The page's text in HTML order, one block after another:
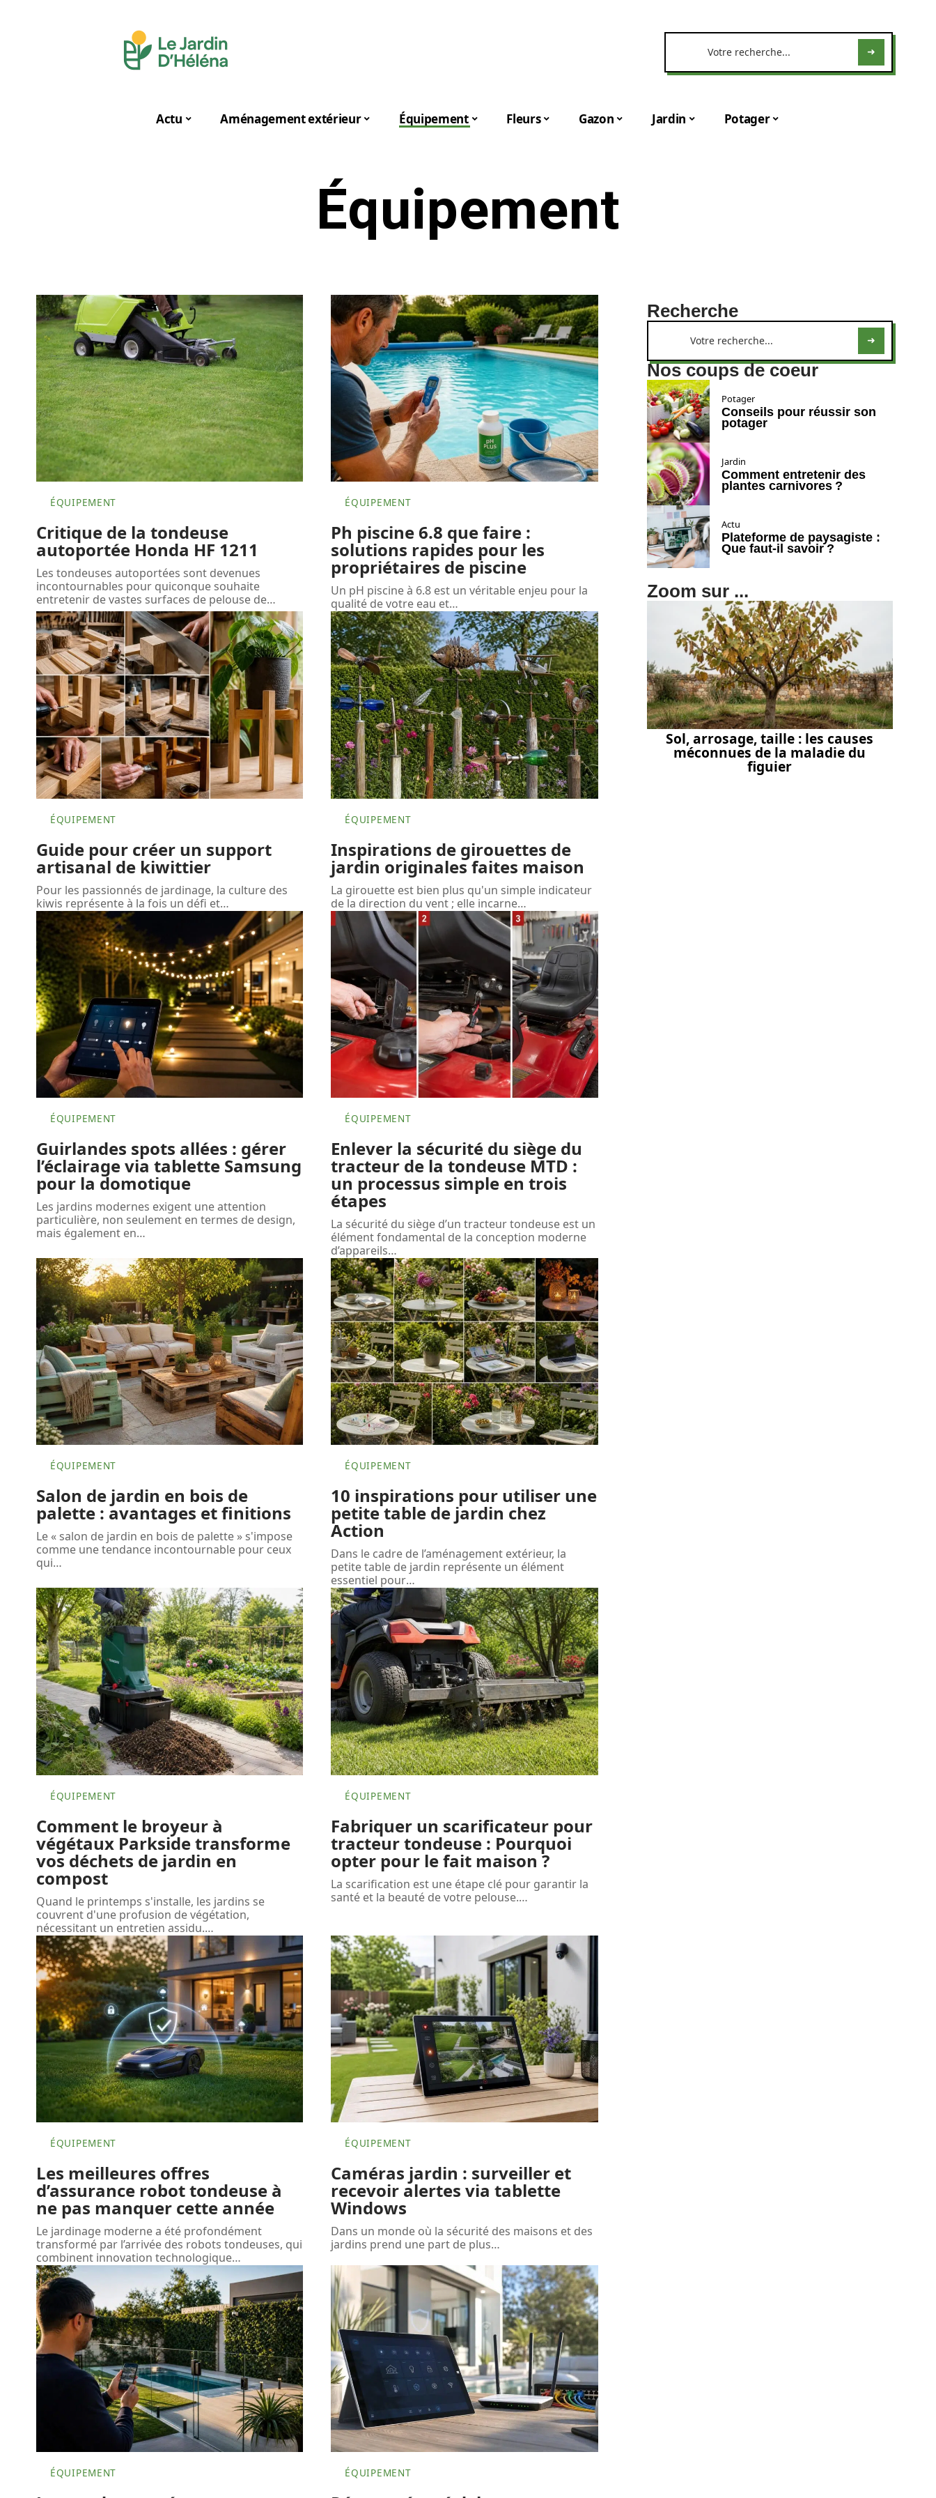
Actu Aménagement extérieur Équipement Fleurs Gazon Jardin Potager
Équipement
ÉQUIPEMENT
Critique de la tondeuse
autoportée Honda HF 1211
Les tondeuses autoportées sont devenues
incontournables pour quiconque souhaite
entretenir de vastes surfaces de pelouse de…
ÉQUIPEMENT
Ph piscine 6.8 que faire :
solutions rapides pour les
propriétaires de piscine
Un pH piscine à 6.8 est un véritable enjeu pour la
qualité de votre eau et…
ÉQUIPEMENT
Guide pour créer un support
artisanal de kiwittier
Pour les passionnés de jardinage, la culture des
kiwis représente à la fois un défi et…
ÉQUIPEMENT
Inspirations de girouettes de
jardin originales faites maison
La girouette est bien plus qu'un simple indicateur
de la direction du vent ; elle incarne…
ÉQUIPEMENT
Guirlandes spots allées : gérer
l’éclairage via tablette Samsung
pour la domotique
Les jardins modernes exigent une attention
particulière, non seulement en termes de design,
mais également en…
ÉQUIPEMENT
Enlever la sécurité du siège du
tracteur de la tondeuse MTD :
un processus simple en trois
étapes
La sécurité du siège d’un tracteur tondeuse est un
élément fondamental de la conception moderne
d’appareils…
ÉQUIPEMENT
Salon de jardin en bois de
palette : avantages et finitions
Le « salon de jardin en bois de palette » s'impose
comme une tendance incontournable pour ceux
qui…
ÉQUIPEMENT
10 inspirations pour utiliser une
petite table de jardin chez
Action
Dans le cadre de l’aménagement extérieur, la
petite table de jardin représente un élément
essentiel pour…
ÉQUIPEMENT
Comment le broyeur à
végétaux Parkside transforme
vos déchets de jardin en
compost
Quand le printemps s'installe, les jardins se
couvrent d'une profusion de végétation,
nécessitant un entretien assidu.…
ÉQUIPEMENT
Fabriquer un scarificateur pour
tracteur tondeuse : Pourquoi
opter pour le fait maison ?
La scarification est une étape clé pour garantir la
santé et la beauté de votre pelouse.…
ÉQUIPEMENT
Les meilleures offres
d’assurance robot tondeuse à
ne pas manquer cette année
Le jardinage moderne a été profondément
transformé par l’arrivée des robots tondeuses, qui
combinent innovation technologique…
ÉQUIPEMENT
Caméras jardin : surveiller et
recevoir alertes via tablette
Windows
Dans un monde où la sécurité des maisons et des
jardins prend une part de plus…
ÉQUIPEMENT ÉQUIPEMENT
Recherche
Nos coups de coeur
Potager
Conseils pour réussir son
potager
Jardin
Comment entretenir des
plantes carnivores ?
Actu
Plateforme de paysagiste :
Que faut-il savoir ?
Zoom sur ...
Sol, arrosage, taille : les causes
méconnues de la maladie du
figuier